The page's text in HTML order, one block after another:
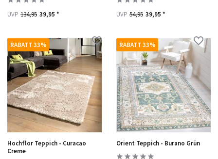
UVP 134,95 39,95 * UVP 54,95 39,95 *
RABATT 33%
Hochflor Teppich - Curacao
Creme
RABATT 33%
Orient Teppich - Burano Grün